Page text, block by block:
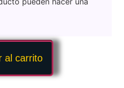
al carrito